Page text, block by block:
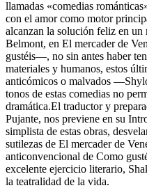
llamadas «comedias
con el amor como motor
alcanzan la solución feliz en
Belmont, en El mercader de
gustéis—, no sin antes haber
materiales y humanos, estos
anticómicos o malvados
tonos de estas comedias no
dramática.El traductor y
Pujante, nos previene en su
simplista de estas obras,
sutilezas de El mercader de
anticonvencional de Como
excelente ejercicio literario,
la teatralidad de la vida.